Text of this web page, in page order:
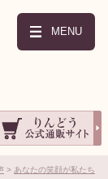
MENU
あなたの笑顔が私たち